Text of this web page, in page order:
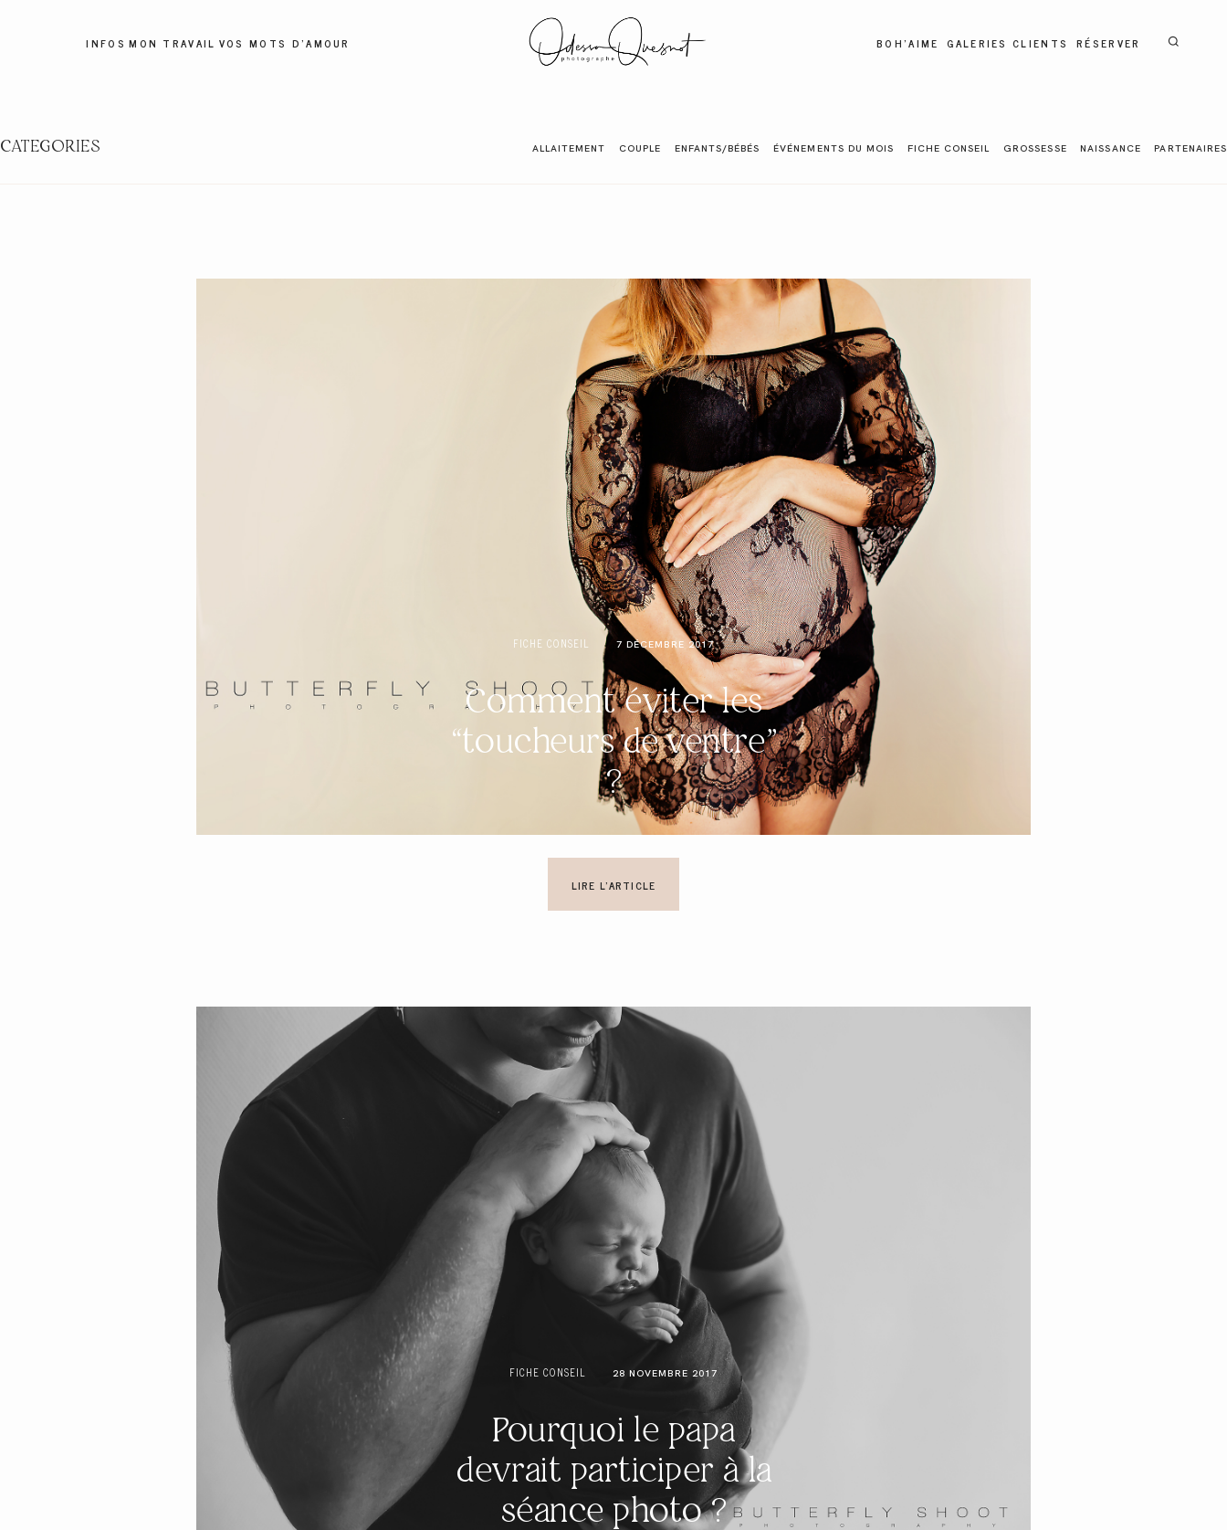
INFOS MON TRAVAIL VOS MOTS D'AMOUR BOH'AIME GALERIES CLIENTS RÉSERVER
CATEGORIES ALLAITEMENT COUPLE ENFANTS/BÉBÉS ÉVÉNEMENTS DU MOIS FICHE CONSEIL GROSSESSE NAISSANCE PARTENAIRES
FICHE CONSEIL 7 DÉCEMBRE 2017
Comment éviter les
“toucheurs de ventre”
?
LIRE L'ARTICLE
FICHE CONSEIL 28 NOVEMBRE 2017
Pourquoi le papa
devrait participer à la
séance photo ?
BOH'AIME
GALERIES CLIENTS
RÉSERVER